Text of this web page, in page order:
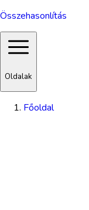
Összehasonlítás
Oldalak
Főoldal